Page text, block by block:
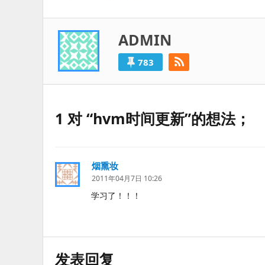
航
篇：
ADMIN
783
1 对 “hvm时间更新”的想法；
烟熏妆
道：
2011年04月7日 10:26
学习了！！！
发表回复